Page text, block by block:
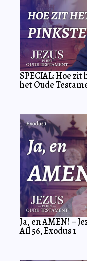
SPECIAL: Hoe zit
het Oude
Ja, en AMEN! –
Afl 56, Exodus 1